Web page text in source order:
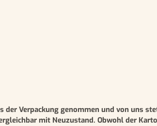
Verpackung genommen und von uns
mit Neuzustand. Obwohl der